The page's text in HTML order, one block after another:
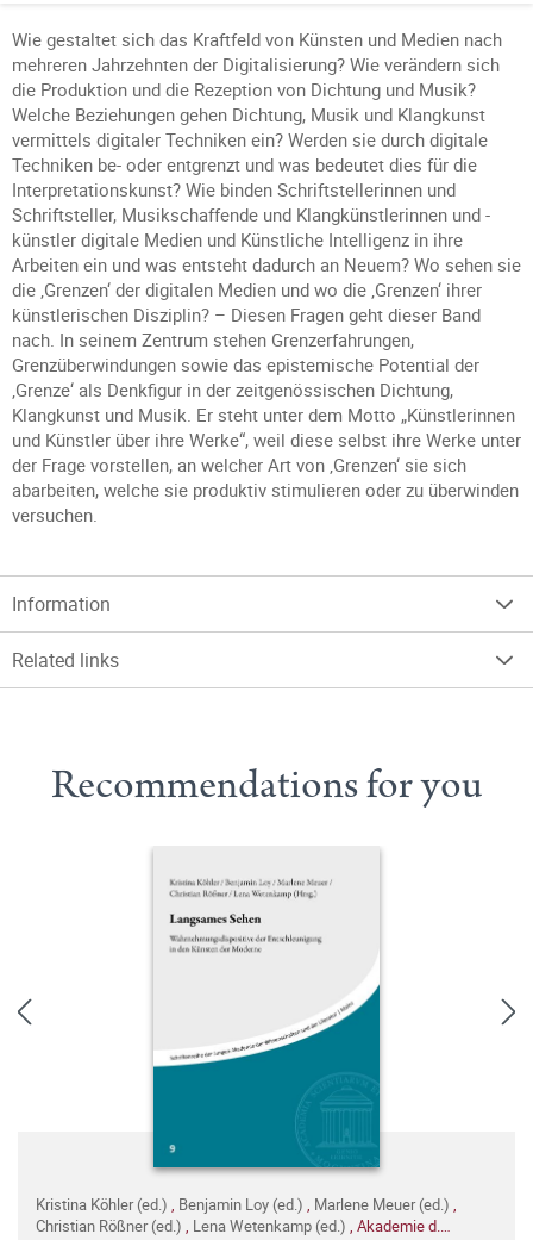
Wie gestaltet sich das Kraftfeld von Künsten und Medien nach
mehreren Jahrzehnten der Digitalisierung? Wie verändern sich
die Produktion und die Rezeption von Dichtung und Musik?
Welche Beziehungen gehen Dichtung, Musik und Klangkunst
vermittels digitaler Techniken ein? Werden sie durch digitale
Techniken be- oder entgrenzt und was bedeutet dies für die
Interpretationskunst? Wie binden Schriftstellerinnen und
Schriftsteller, Musikschaffende und Klangkünstlerinnen und -
künstler digitale Medien und Künstliche Intelligenz in ihre
Arbeiten ein und was entsteht dadurch an Neuem? Wo sehen sie
die ‚Grenzen‘ der digitalen Medien und wo die ‚Grenzen‘ ihrer
künstlerischen Disziplin? – Diesen Fragen geht dieser Band
nach. In seinem Zentrum stehen Grenzerfahrungen,
Grenzüberwindungen sowie das epistemische Potential der
‚Grenze‘ als Denkfigur in der zeitgenössischen Dichtung,
Klangkunst und Musik. Er steht unter dem Motto „Künstlerinnen
und Künstler über ihre Werke“, weil diese selbst ihre Werke unter
der Frage vorstellen, an welcher Art von ‚Grenzen‘ sie sich
abarbeiten, welche sie produktiv stimulieren oder zu überwinden
versuchen.
Information
Related links
Recommendations for you
Kristina Köhler (ed.) , Benjamin Loy (ed.) , Marlene Meuer (ed.) ,
Christian Rößner (ed.) , Lena Wetenkamp (ed.) , Akademie d.